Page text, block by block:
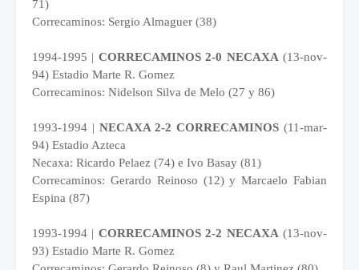
71)
Correcaminos: Sergio Almaguer (38)
1994-1995 | CORRECAMINOS 2-0 NECAXA(13-nov-
94) Estadio Marte R. Gomez
Correcaminos: Nidelson Silva de Melo (27 y 86)
1993-1994 | NECAXA 2-2 CORRECAMINOS (11-mar-
94) Estadio Azteca
Necaxa: Ricardo Pelaez (74) e Ivo Basay (81)
Correcaminos: Gerardo Reinoso (12) y Marcaelo Fabian
Espina (87)
1993-1994 | CORRECAMINOS 2-2 NECAXA(13-nov-
93) Estadio Marte R. Gomez